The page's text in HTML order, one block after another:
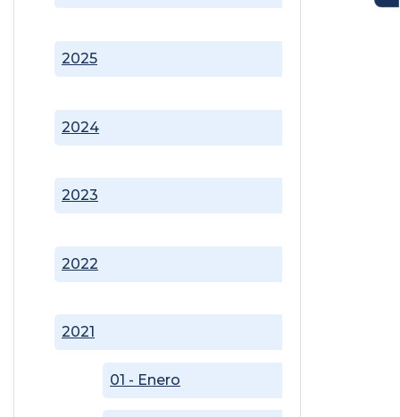
2021
01 - Enero
2022
2023
2024
2025